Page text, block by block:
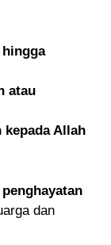
hingga
atau
Allah
dan